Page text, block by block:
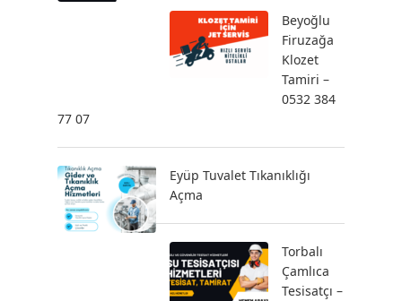
Beyoğlu
Firuzağa
Klozet
Tamiri –
0532 384
77 07
Eyüp Tuvalet Tıkanıklığı
Açma
Torbalı
Çamlıca
Tesisatçı –